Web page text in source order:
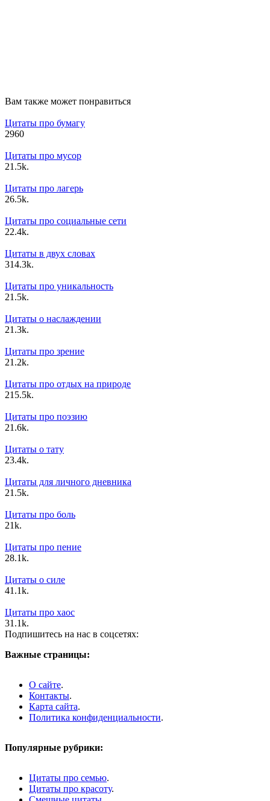
Вам также может понравиться
Цитаты про бумагу
2960
Цитаты про мусор
21.5k.
Цитаты про лагерь
26.5k.
Цитаты про социальные сети
22.4k.
Цитаты в двух словах
314.3k.
Цитаты про уникальность
21.5k.
Цитаты о наслаждении
21.3k.
Цитаты про зрение
21.2k.
Цитаты про отдых на природе
215.5k.
Цитаты про поэзию
21.6k.
Цитаты о тату
23.4k.
Цитаты для личного дневника
21.5k.
Цитаты про боль
21k.
Цитаты про пение
28.1k.
Цитаты о силе
41.1k.
Цитаты про хаос
31.1k.
Подпишитесь на нас в соцсетях:
Важные страницы:
О сайте.
Контакты.
Карта сайта.
Политика конфиденциальности.
Популярные рубрики:
Цитаты про семью.
Цитаты про красоту.